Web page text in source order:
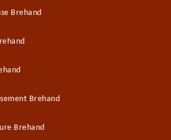
Brehand
Brehand
Brehand